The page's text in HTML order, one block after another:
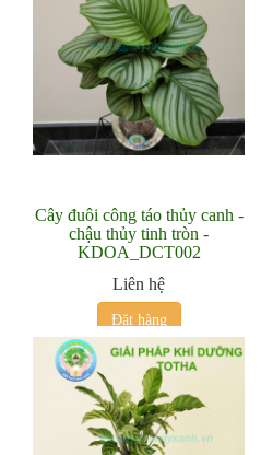
Cây đuôi công táo thủy canh -
chậu thủy tinh tròn -
KDOA_DCT002
Liên hệ
Đặt hàng